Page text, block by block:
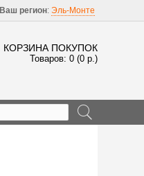
Ваш регион: Эль-Монте
КОРЗИНА ПОКУПОК
Товаров: 0 (0 р.)